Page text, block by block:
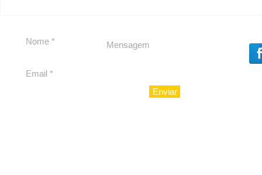
reforçam apoio a
Cláudio Mitidieri
Enviar